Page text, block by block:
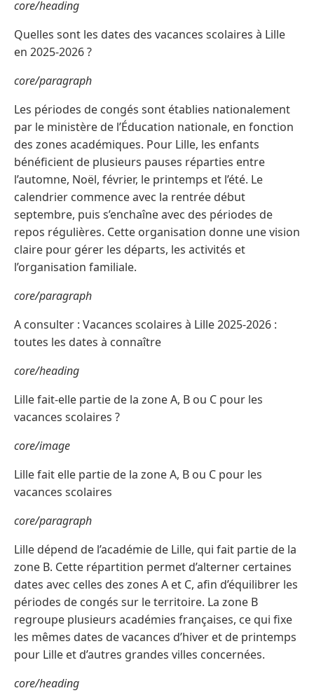
core/heading
Quelles sont les dates des vacances scolaires à Lille
en 2025-2026 ?
core/paragraph
Les périodes de congés sont établies nationalement
par le ministère de l’Éducation nationale, en fonction
des zones académiques. Pour Lille, les enfants
bénéficient de plusieurs pauses réparties entre
l’automne, Noël, février, le printemps et l’été. Le
calendrier commence avec la rentrée début
septembre, puis s’enchaîne avec des périodes de
repos régulières. Cette organisation donne une vision
claire pour gérer les départs, les activités et
l’organisation familiale.
core/paragraph
A consulter : Vacances scolaires à Lille 2025-2026 :
toutes les dates à connaître
core/heading
Lille fait-elle partie de la zone A, B ou C pour les
vacances scolaires ?
core/image
Lille fait elle partie de la zone A, B ou C pour les
vacances scolaires
core/paragraph
Lille dépend de l’académie de Lille, qui fait partie de la
zone B. Cette répartition permet d’alterner certaines
dates avec celles des zones A et C, afin d’équilibrer les
périodes de congés sur le territoire. La zone B
regroupe plusieurs académies françaises, ce qui fixe
les mêmes dates de vacances d’hiver et de printemps
pour Lille et d’autres grandes villes concernées.
core/heading